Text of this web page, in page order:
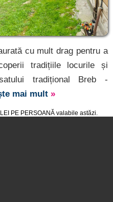
PE PERSOANĂ valabile astăzi.
cu mult drag pentru a
tradițiile locurile și
tradițional Breb -
mai mult »